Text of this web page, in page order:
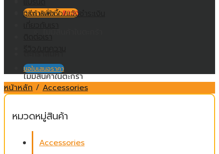
ตะกร้าสินค้า /฿0.00
ไม่มีสินค้าในตะกร้า
วิธีการสั่งซื้อ/แจ้งชำระเงิน
ติดต่อเรา
ขอใบเสนอราคา
หน้าหลัก / Accessories
หมวดหมู่สินค้า
Accessories